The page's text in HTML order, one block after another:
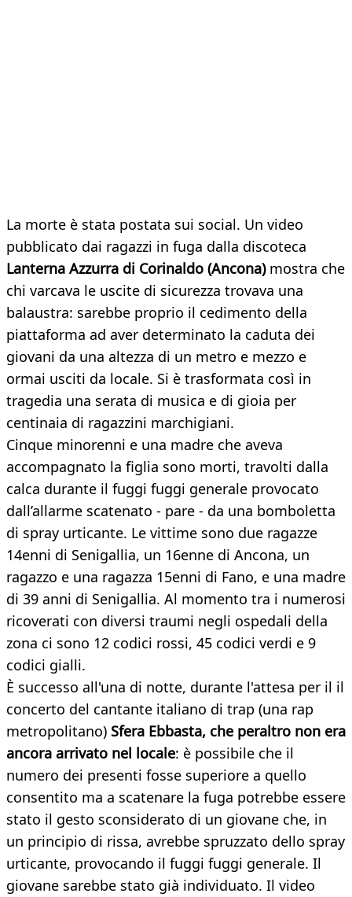
La morte è stata postata sui social. Un video
pubblicato dai ragazzi in fuga dalla discoteca
Lanterna Azzurra di Corinaldo (Ancona)mostra che
chi varcava le uscite di sicurezza trovava una
balaustra: sarebbe proprio il cedimento della
piattaforma ad aver determinato la caduta dei
giovani da una altezza di un metro e mezzo e
ormai usciti da locale. Si è trasformata così in
tragedia una serata di musica e di gioia per
centinaia di ragazzini marchigiani.
Cinque minorenni e una madre che aveva
accompagnato la figlia sono morti, travolti dalla
calca durante il fuggi fuggi generale provocato
dall’allarme scatenato - pare - da una bomboletta
di spray urticante. Le vittime sono due ragazze
14enni di Senigallia, un 16enne di Ancona, un
ragazzo e una ragazza 15enni di Fano, e una madre
di 39 anni di Senigallia. Al momento tra i numerosi
ricoverati con diversi traumi negli ospedali della
zona ci sono 12 codici rossi, 45 codici verdi e 9
codici gialli.
È successo all'una di notte, durante l'attesa per il il
concerto del cantante italiano di trap (una rap
metropolitano) Sfera Ebbasta, che peraltro non era
ancora arrivato nel locale: è possibile che il
numero dei presenti fosse superiore a quello
consentito ma a scatenare la fuga potrebbe essere
stato il gesto sconsiderato di un giovane che, in
un principio di rissa, avrebbe spruzzato dello spray
urticante, provocando il fuggi fuggi generale. Il
giovane sarebbe stato già individuato. Il video